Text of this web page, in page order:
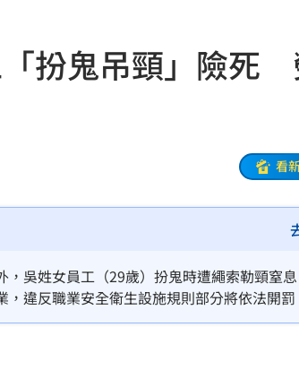
扮鬼吊頸」險死
看
吳姓女員工（29歲）扮鬼時遭繩索勒頸窒
違反職業安全衛生設施規則部分將依法開罰